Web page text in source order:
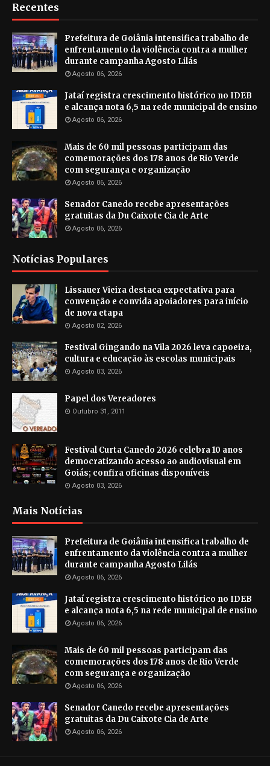
Recentes
Prefeitura de Goiânia intensifica trabalho de
enfrentamento da violência contra a mulher
durante campanha Agosto Lilás
Agosto 06, 2026
Jataí registra crescimento histórico no IDEB
e alcança nota 6,5 na rede municipal de ensino
Agosto 06, 2026
Mais de 60 mil pessoas participam das
comemorações dos 178 anos de Rio Verde
com segurança e organização
Agosto 06, 2026
Senador Canedo recebe apresentações
gratuitas da Du Caixote Cia de Arte
Agosto 06, 2026
Notícias Populares
Lissauer Vieira destaca expectativa para
convenção e convida apoiadores para início
de nova etapa
Agosto 02, 2026
Festival Gingando na Vila 2026 leva capoeira,
cultura e educação às escolas municipais
Agosto 03, 2026
Papel dos Vereadores
Outubro 31, 2011
Festival Curta Canedo 2026 celebra 10 anos
democratizando acesso ao audiovisual em
Goiás; confira oficinas disponíveis
Agosto 03, 2026
Mais Notícias
Prefeitura de Goiânia intensifica trabalho de
enfrentamento da violência contra a mulher
durante campanha Agosto Lilás
Agosto 06, 2026
Jataí registra crescimento histórico no IDEB
e alcança nota 6,5 na rede municipal de ensino
Agosto 06, 2026
Mais de 60 mil pessoas participam das
comemorações dos 178 anos de Rio Verde
com segurança e organização
Agosto 06, 2026
Senador Canedo recebe apresentações
gratuitas da Du Caixote Cia de Arte
Agosto 06, 2026